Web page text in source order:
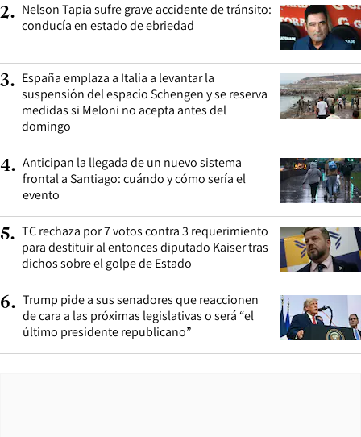
2. Nelson Tapia sufre grave accidente de tránsito:
conducía en estado de ebriedad
3. España emplaza a Italia a levantar la
suspensión del espacio Schengen y se reserva
medidas si Meloni no acepta antes del
domingo
4. Anticipan la llegada de un nuevo sistema
frontal a Santiago: cuándo y cómo sería el
evento
5. TC rechaza por 7 votos contra 3 requerimiento
para destituir al entonces diputado Kaiser tras
dichos sobre el golpe de Estado
6. Trump pide a sus senadores que reaccionen
de cara a las próximas legislativas o será “el
último presidente republicano”